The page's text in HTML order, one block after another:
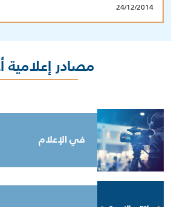
24/12/2014
مصادر إعلامية
في الإعلام